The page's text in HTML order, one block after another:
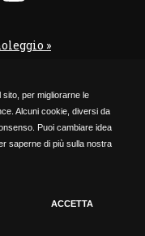
per migliorarne le
Alcuni cookie, diversi da
Puoi cambiare idea
saperne di più sulla nostra
ACCETTA
»